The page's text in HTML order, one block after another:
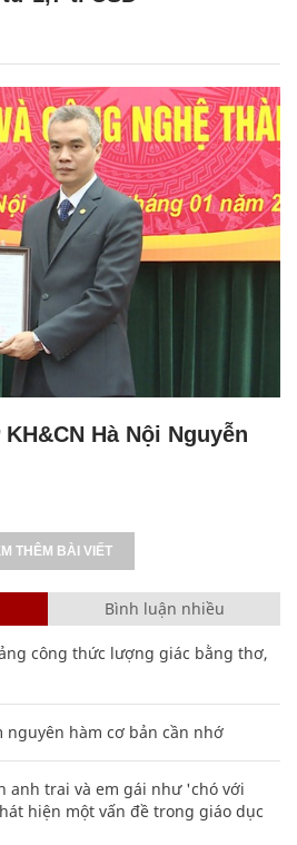
Hà Nội Nguyễn
THÊM BÀI VIẾT
Bình luận nhiều
công thức lượng giác bằng thơ,
nguyên hàm cơ bản cần nhớ
anh trai và em gái như 'chó với
hiện một vấn đề trong giáo dục